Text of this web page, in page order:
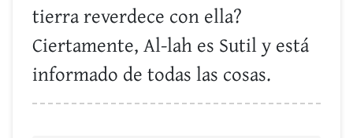
tierra reverdece con ella?
Ciertamente, Al-lah es Sutil y está
informado de todas las cosas.